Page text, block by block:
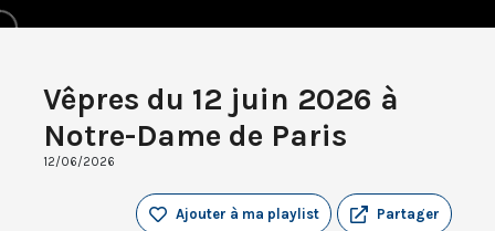
Vêpres du 12 juin 2026 à
Notre-Dame de Paris
12/06/2026
Partager
Ajouter à ma playlist